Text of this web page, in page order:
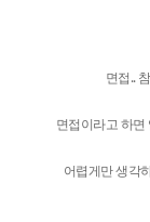
면접..
면접이라고 하
어렵게만 생각